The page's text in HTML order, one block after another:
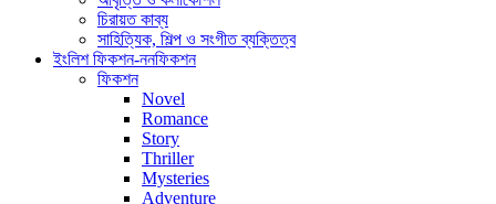
চিরায়ত কাব্য
সাহিত্যিক, শিল্প ও সংগীত ব্যক্তিত্ব
ইংলিশ ফিকশন-ননফিকশন
ফিকশন
Novel
Romance
Story
Thriller
Mysteries
Adventure